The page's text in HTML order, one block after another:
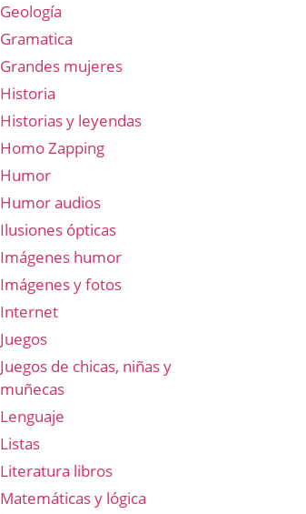
Geología
Gramatica
Grandes mujeres
Historia
Historias y leyendas
Homo Zapping
Humor
Humor audios
Ilusiones ópticas
Imágenes humor
Imágenes y fotos
Internet
Juegos
Juegos de chicas, niñas y
muñecas
Lenguaje
Listas
Literatura libros
Matemáticas y lógica